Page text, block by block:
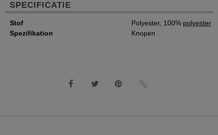
SPECIFICATIE
Stof Polyester, 100% polyester
Spezifikation
Knopen